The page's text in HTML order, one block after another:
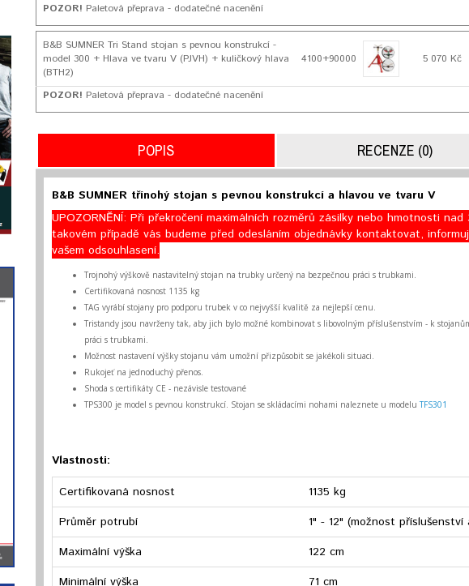
POZOR! Paletová přeprava - dodatečné nacenění
B&B SUMNER Tri Stand stojan s pevnou konstrukcí -
model 300 + Hlava ve tvaru V (PJVH) + kuličkový hlava
(BTH2)
4100+90000 5 070 Kč
POZOR! Paletová přeprava - dodatečné nacenění
POPIS RECENZE (0)
B&B SUMNER třínohý stojan s pevnou konstrukcí a hlavou ve tvaru V
UPOZORNĚNÍ: Při překročení maximálních rozměrů zásilky nebo hmotnosti
takovém případě vás budeme před odesláním objednávky kontaktovat,
vašem odsouhlasení.
Trojnohý výškově nastavitelný stojan na trubky určený na bezpečnou práci s trubkami.
Certifikovaná nosnost 1135 kg
TAG vyrábí stojany pro podporu trubek v co nejvyšší kvalitě za nejlepší cenu.
Tristandy jsou navrženy tak, aby jich bylo možné kombinovat s libovolným příslušenstvím - k
práci s trubkami.
Možnost nastavení výšky stojanu vám umožní přizpůsobit se jakékoli situaci.
Rukojeť na jednoduchý přenos.
Shoda s certifikáty CE - nezávisle testované
TPS300 je model s pevnou konstrukcí. Stojan se skládacími nohami naleznete u modeluTFS301
Vlastnosti:
Certifikovaná nosnost
1135 kg
Průměr potrubí
1" - 12" (možnost
Maximální výška
122 cm
Minimální výška
71 cm